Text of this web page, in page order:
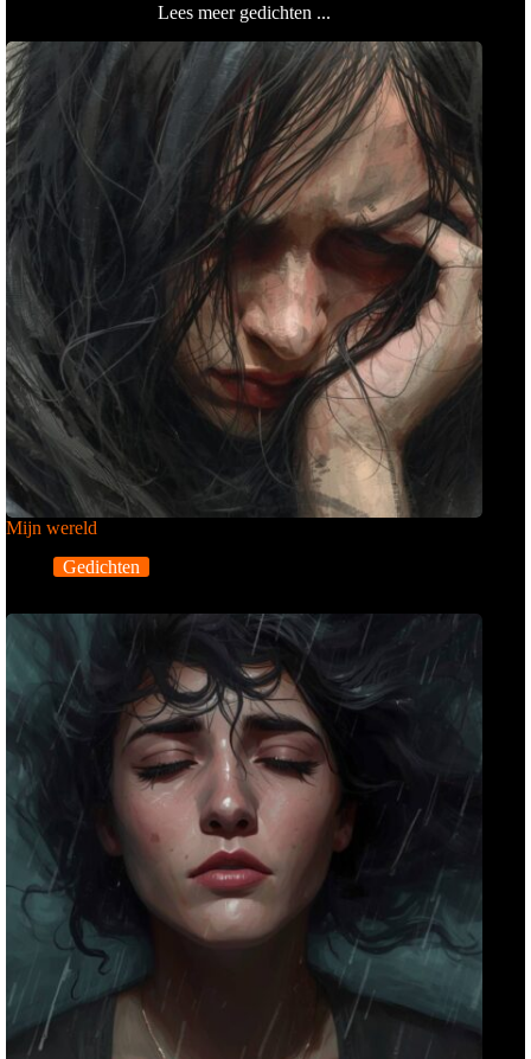
Lees meer gedichten ...
Mijn wereld
Gedichten